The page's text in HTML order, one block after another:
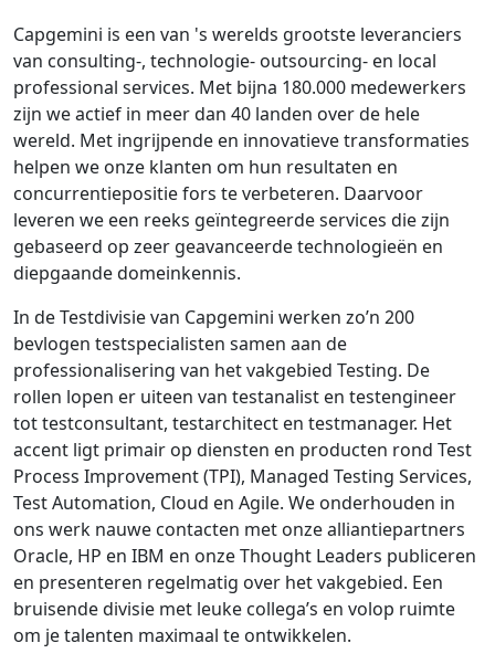
Capgemini is een van 's werelds grootste leveranciers
van consulting-, technologie- outsourcing- en local
professional services. Met bijna 180.000 medewerkers
zijn we actief in meer dan 40 landen over de hele
wereld. Met ingrijpende en innovatieve transformaties
helpen we onze klanten om hun resultaten en
concurrentiepositie fors te verbeteren. Daarvoor
leveren we een reeks geïntegreerde services die zijn
gebaseerd op zeer geavanceerde technologieën en
diepgaande domeinkennis.
In de Testdivisie van Capgemini werken zo’n 200
bevlogen testspecialisten samen aan de
professionalisering van het vakgebied Testing. De
rollen lopen er uiteen van testanalist en testengineer
tot testconsultant, testarchitect en testmanager. Het
accent ligt primair op diensten en producten rond Test
Process Improvement (TPI), Managed Testing Services,
Test Automation, Cloud en Agile. We onderhouden in
ons werk nauwe contacten met onze alliantiepartners
Oracle, HP en IBM en onze Thought Leaders publiceren
en presenteren regelmatig over het vakgebied. Een
bruisende divisie met leuke collega’s en volop ruimte
om je talenten maximaal te ontwikkelen.